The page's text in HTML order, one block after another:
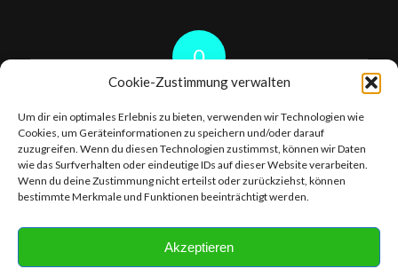
Cookie-Zustimmung verwalten
Um dir ein optimales Erlebnis zu bieten, verwenden wir Technologien wie
Cookies, um Geräteinformationen zu speichern und/oder darauf
zuzugreifen. Wenn du diesen Technologien zustimmst, können wir Daten
wie das Surfverhalten oder eindeutige IDs auf dieser Website verarbeiten.
Wenn du deine Zustimmung nicht erteilst oder zurückziehst, können
bestimmte Merkmale und Funktionen beeinträchtigt werden.
Akzeptieren
0
KOMMENTARE
Hinterlasse einen Kommentar
An der Diskussion beteiligen?
Hinterlasse uns deinen Kommentar!
Du musstangemeldetsein, um einen Kommentar abzugeben.